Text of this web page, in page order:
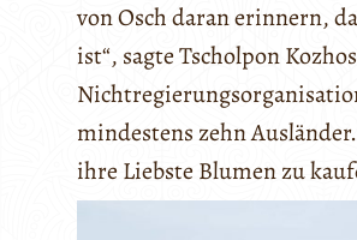
von Osch daran erinnern,
ist“, sagte Tscholpon
mindestens zehn
ihre Liebste Blumen zu